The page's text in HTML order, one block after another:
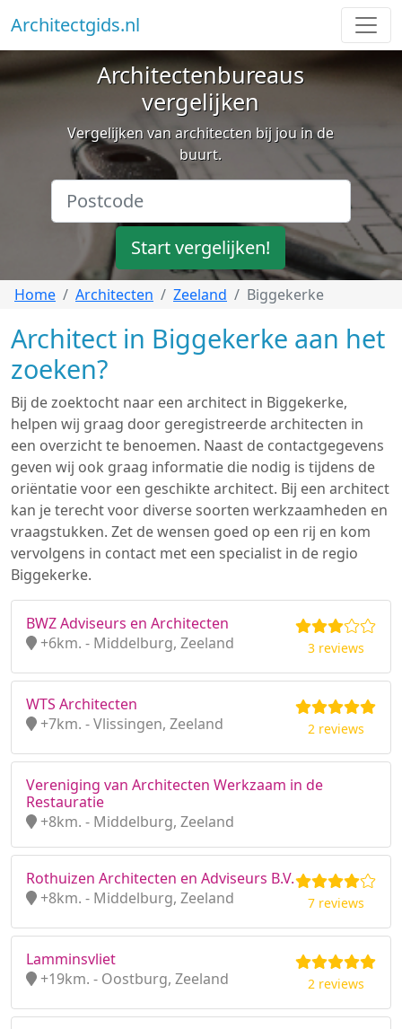
Architectgids.nl
Architectenbureaus
vergelijken
Vergelijken van architecten bij jou in de
buurt.
Start vergelijken!
Home Architecten Zeeland Biggekerke
Architect in Biggekerke aan het
zoeken?
Bij de zoektocht naar een architect in Biggekerke,
helpen wij graag door geregistreerde architecten in
een overzicht te benoemen. Naast de contactgegevens
geven wij ook graag informatie die nodig is tijdens de
oriëntatie voor een geschikte architect. Bij een architect
kan je terecht voor diverse soorten werkzaamheden en
vraagstukken. Zet de wensen goed op een rij en kom
vervolgens in contact met een specialist in de regio
Biggekerke.
BWZ Adviseurs en Architecten
+6km. - Middelburg, Zeeland
3 reviews
WTS Architecten
+7km. - Vlissingen, Zeeland
2 reviews
Vereniging van Architecten Werkzaam in de
Restauratie
+8km. - Middelburg, Zeeland
Rothuizen Architecten en Adviseurs B.V.
+8km. - Middelburg, Zeeland
7 reviews
Lamminsvliet
+19km. - Oostburg, Zeeland
2 reviews